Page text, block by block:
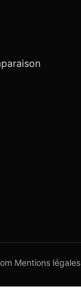
Mentions légales